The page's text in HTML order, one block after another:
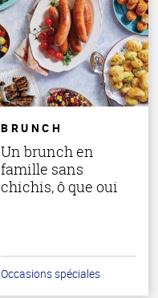
BRUNCH
Un brunch en
famille sans
chichis, ô que oui
Occasions spéciales